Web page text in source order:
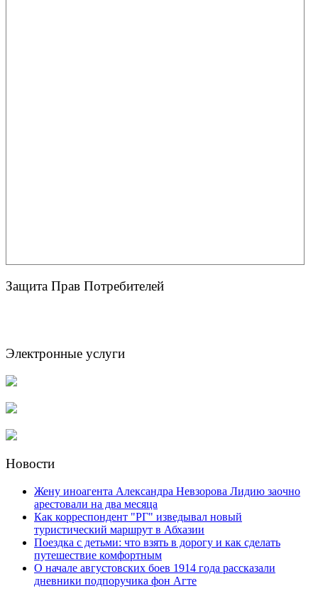
Защита Прав Потребителей
Электронные услуги
Новости
Жену иноагента Александра Невзорова Лидию заочно
арестовали на два месяца
Как корреспондент "РГ" изведывал новый
туристический маршрут в Абхазии
Поездка с детьми: что взять в дорогу и как сделать
путешествие комфортным
О начале августовских боев 1914 года рассказали
дневники подпоручика фон Агте